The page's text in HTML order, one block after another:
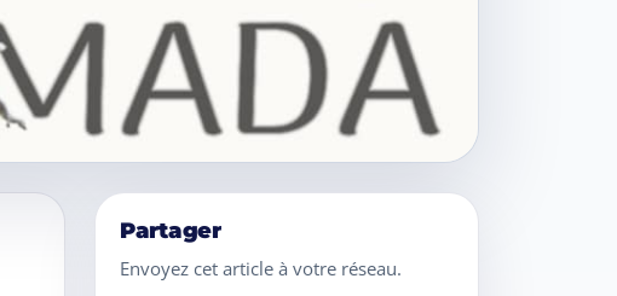
Partager
Envoyez cet article à votre réseau.